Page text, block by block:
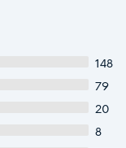
148
79
20
8